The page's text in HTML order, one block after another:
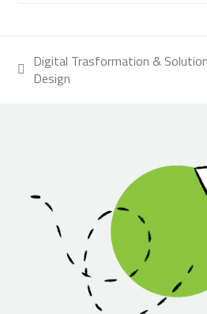
post
Digital Trasformation & Solution
Design